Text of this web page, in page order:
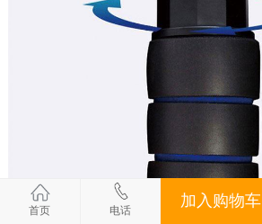
首页 电话
加入购物车